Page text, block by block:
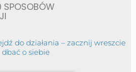
do działania – zacznij wreszcie
dbać o siebie